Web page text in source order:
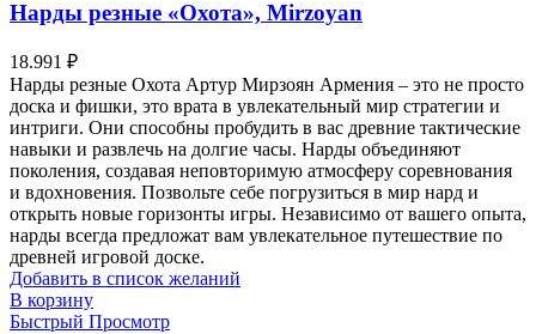
Нарды резные «Охота», Mirzoyan
18.991 ₽
Нарды резные Охота Артур Мирзоян Армения – это не просто
доска и фишки, это врата в увлекательный мир стратегии и
интриги. Они способны пробудить в вас древние тактические
навыки и развлечь на долгие часы. Нарды объединяют
поколения, создавая неповторимую атмосферу соревнования
и вдохновения. Позвольте себе погрузиться в мир нард и
открыть новые горизонты игры. Независимо от вашего опыта,
нарды всегда предложат вам увлекательное путешествие по
древней игровой доске.
Добавить в список желаний
В корзину
Быстрый Просмотр